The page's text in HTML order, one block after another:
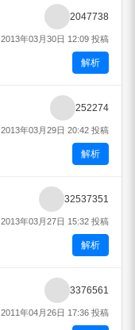
2047738
2013年03月30日 12:09 投稿
解析
252274
2013年03月29日 20:42 投稿
解析
32537351
2013年03月27日 15:32 投稿
解析
3376561
2011年04月26日 17:36 投稿